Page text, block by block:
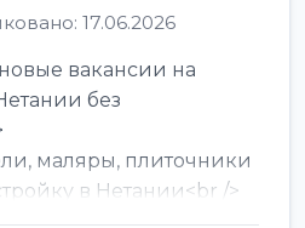
17.06.2026
вакансии на
без
маляры, плиточники
в Нетании<br />
уборщи...